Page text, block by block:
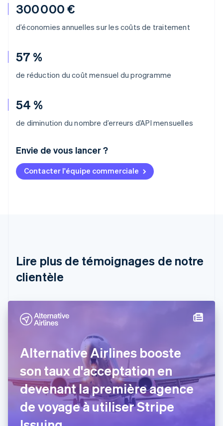
300 000 €
d’économies annuelles sur les coûts de traitement
57 %
de réduction du coût mensuel du programme
54 %
de diminution du nombre d’erreurs d’API mensuelles
Envie de vous lancer ?
Contacter l'équipe commerciale
Lire plus de témoignages de notre
clientèle
Alternative Airlines booste
son taux d'acceptation en
devenant la première agence
de voyage à utiliser Stripe
Allemagne
Brésil
PortuguêsEnglish
Bulgarie
Chine continentale
简体中文English
Croatie
English
Danemark
English
Émirats arabes unis
English
Espagne